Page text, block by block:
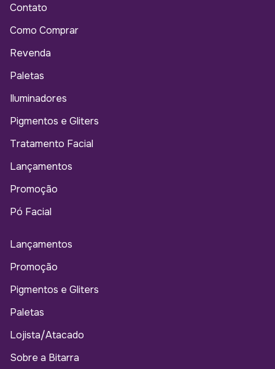
Contato
Como Comprar
Revenda
Paletas
Iluminadores
Pigmentos e Gliters
Tratamento Facial
Lançamentos
Promoção
Pó Facial
Lançamentos
Promoção
Pigmentos e Gliters
Paletas
Lojista/Atacado
Sobre a Bitarra